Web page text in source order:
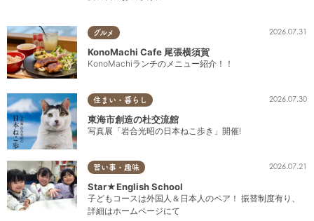
グルメ 2026.07.31
KonoMachi Cafe 尾張横須賀
KonoMachiランチのメニュー紹介！！
住まい・暮らし 2026.07.30
東海市創造の杜交流館
写真展「岩合光昭の日本ねこ歩き」開催!
習い事・趣味 2026.07.21
Star★English School
子どもコースは外国人＆日本人のペア！ 振替制度有り、
詳細はホームページにて